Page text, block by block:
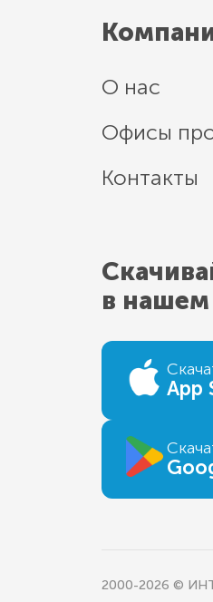
О нас
Офисы
Контакты
в
App
2000-2026 ©